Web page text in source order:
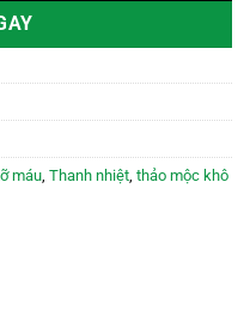
máu Thanh nhiệt thảo mộc khô